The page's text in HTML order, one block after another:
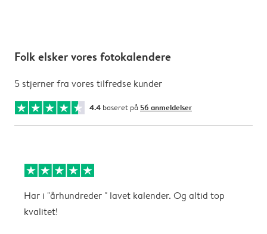
Folk elsker vores fotokalendere
5 stjerner fra vores tilfredse kunder
4.4 baseret på 56 anmeldelser
Har i "århundreder " lavet kalender. Og altid top
kvalitet!